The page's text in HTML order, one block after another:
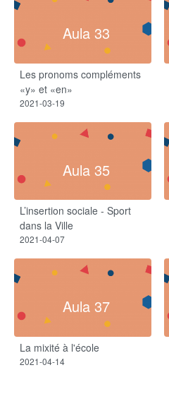
Aula 33
Les pronoms compléments
«y» et «en»
2021-03-19
Aula 35
L’insertion sociale - Sport
dans la Ville
2021-04-07
Aula 37
La mixité à l'école
2021-04-14